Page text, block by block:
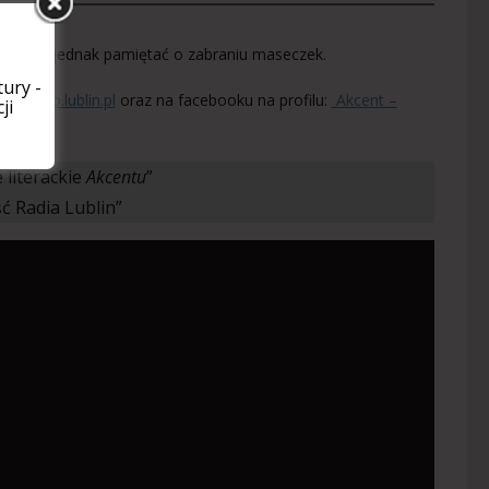
jednak pamiętać o zabraniu maseczek.
oraz na facebooku na profilu: Akcent –
literackieAkcentu”
Radia Lublin”
-